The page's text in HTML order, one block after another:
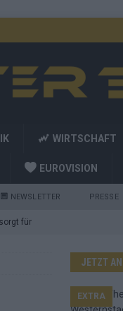
WIRTSCHAFT
EUROVISION
NEWSLETTER PRESSE
für
JETZT
EXTRA